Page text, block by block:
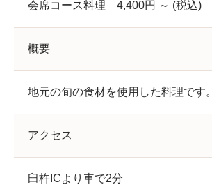
会席コース料理 4,400円 ～ (税込)
概要
地元の旬の食材を使用した料理です。
アクセス
臼杵ICより車で2分